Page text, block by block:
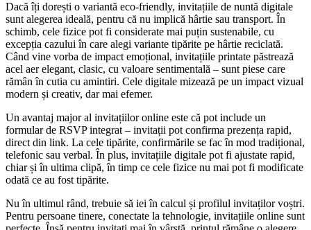
Dacă îți dorești o variantă eco-friendly, invitațiile de nuntă digitale
sunt alegerea ideală, pentru că nu implică hârtie sau transport. În
schimb, cele fizice pot fi considerate mai puțin sustenabile, cu
excepția cazului în care alegi variante tipărite pe hârtie reciclată.
Când vine vorba de impact emoțional, invitațiile printate păstrează
acel aer elegant, clasic, cu valoare sentimentală – sunt piese care
rămân în cutia cu amintiri. Cele digitale mizează pe un impact vizual
modern și creativ, dar mai efemer.
Un avantaj major al invitațiilor online este că pot include un
formular de RSVP integrat – invitații pot confirma prezența rapid,
direct din link. La cele tipărite, confirmările se fac în mod tradițional,
telefonic sau verbal. În plus, invitațiile digitale pot fi ajustate rapid,
chiar și în ultima clipă, în timp ce cele fizice nu mai pot fi modificate
odată ce au fost tipărite.
Nu în ultimul rând, trebuie să iei în calcul și profilul invitaților voștri.
Pentru persoane tinere, conectate la tehnologie, invitațiile online sunt